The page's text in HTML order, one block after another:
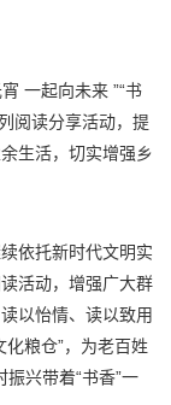
一起向未来 ”“书
阅读分享活动，提
生活，切实增强乡
依托新时代文明实
活动，增强广大群
以怡情、读以致用
粮仓”，为老百姓
振兴带着“书香”一